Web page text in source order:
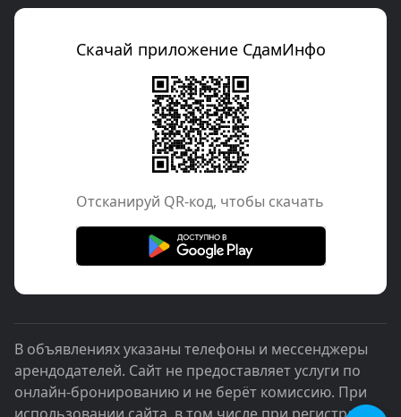
Скачай приложение СдамИнфо
Отcканируй QR-код, чтобы скачать
В объявлениях указаны телефоны и мессенджеры
арендодателей. Сайт не предоставляет услуги по
онлайн-бронированию и не берёт комиссию. При